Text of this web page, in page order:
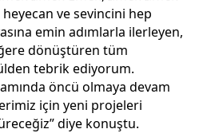
ve sevincini hep
emin adımlarla ilerleyen,
dönüştüren tüm
tebrik ediyorum.
öncü olmaya devam
için yeni projeleri
diye konuştu.